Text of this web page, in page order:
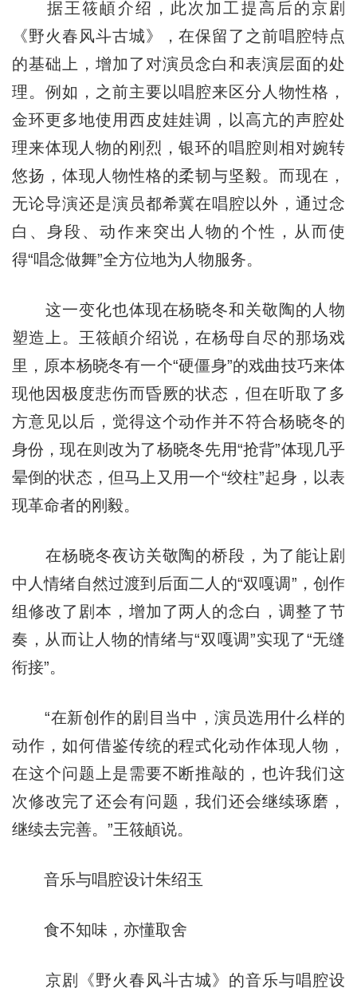
据王筱頔介绍，此次加工提高后的京剧
《野火春风斗古城》，在保留了之前唱腔特点
的基础上，增加了对演员念白和表演层面的处
理。例如，之前主要以唱腔来区分人物性格，
金环更多地使用西皮娃娃调，以高亢的声腔处
理来体现人物的刚烈，银环的唱腔则相对婉转
悠扬，体现人物性格的柔韧与坚毅。而现在，
无论导演还是演员都希冀在唱腔以外，通过念
白、身段、动作来突出人物的个性，从而使
得“唱念做舞”全方位地为人物服务。
这一变化也体现在杨晓冬和关敬陶的人物
塑造上。王筱頔介绍说，在杨母自尽的那场戏
里，原本杨晓冬有一个“硬僵身”的戏曲技巧来体
现他因极度悲伤而昏厥的状态，但在听取了多
方意见以后，觉得这个动作并不符合杨晓冬的
身份，现在则改为了杨晓冬先用“抢背”体现几乎
晕倒的状态，但马上又用一个“绞柱”起身，以表
现革命者的刚毅。
在杨晓冬夜访关敬陶的桥段，为了能让剧
中人情绪自然过渡到后面二人的“双嘎调”，创作
组修改了剧本，增加了两人的念白，调整了节
奏，从而让人物的情绪与“双嘎调”实现了“无缝
衔接”。
“在新创作的剧目当中，演员选用什么样的
动作，如何借鉴传统的程式化动作体现人物，
在这个问题上是需要不断推敲的，也许我们这
次修改完了还会有问题，我们还会继续琢磨，
继续去完善。”王筱頔说。
音乐与唱腔设计朱绍玉
食不知味，亦懂取舍
京剧《野火春风斗古城》的音乐与唱腔设